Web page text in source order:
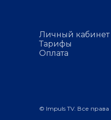
Личный кабинет
Тарифы
Оплата
© Impuls TV. Все